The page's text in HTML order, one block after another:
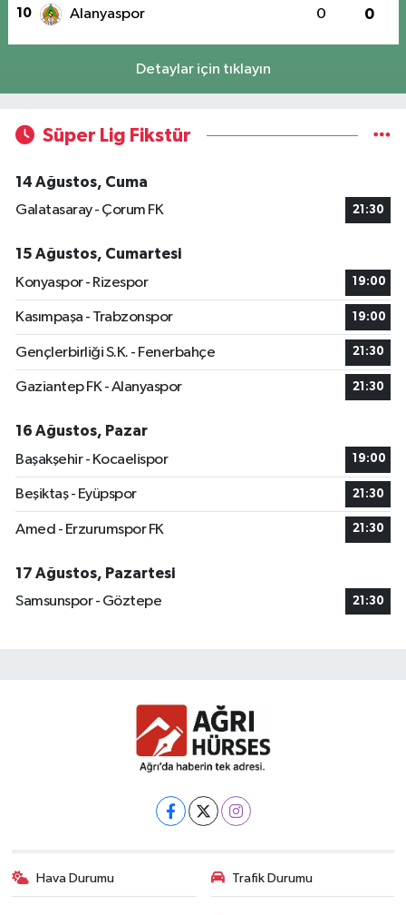
10 Alanyaspor 0 0
Detaylar için tıklayın
Süper Lig Fikstür
14 Ağustos, Cuma
Galatasaray - Çorum FK
21:30
15 Ağustos, Cumartesi
Konyaspor - Rizespor
19:00
Kasımpaşa - Trabzonspor 19:00
Gençlerbirliği S.K. - Fenerbahçe 21:30
Gaziantep FK - Alanyaspor 21:30
16 Ağustos, Pazar
Başakşehir - Kocaelispor
19:00
Beşiktaş - Eyüpspor 21:30
Amed - Erzurumspor FK 21:30
17 Ağustos, Pazartesi
Samsunspor - Göztepe
21:30
Hava Durumu Trafik Durumu